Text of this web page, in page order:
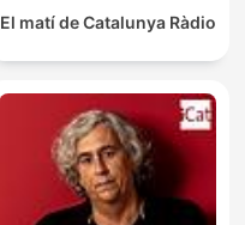
El matí de Catalunya Ràdio